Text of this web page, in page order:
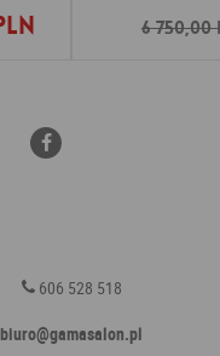
6 750,00
606 528 518
biuro@gamasalon.pl